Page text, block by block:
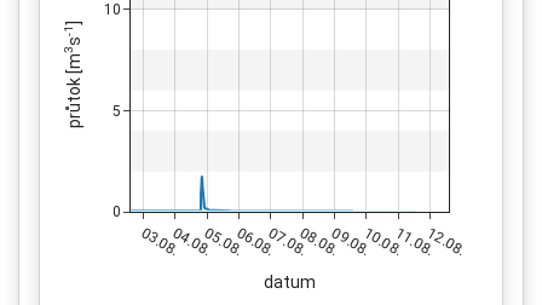
03.08.04.08.05.08.06.08.07.08.08.08.09.08.10.08.11.08.12.08.
0
5
10
datum
průtok [m
3
s
-1
]